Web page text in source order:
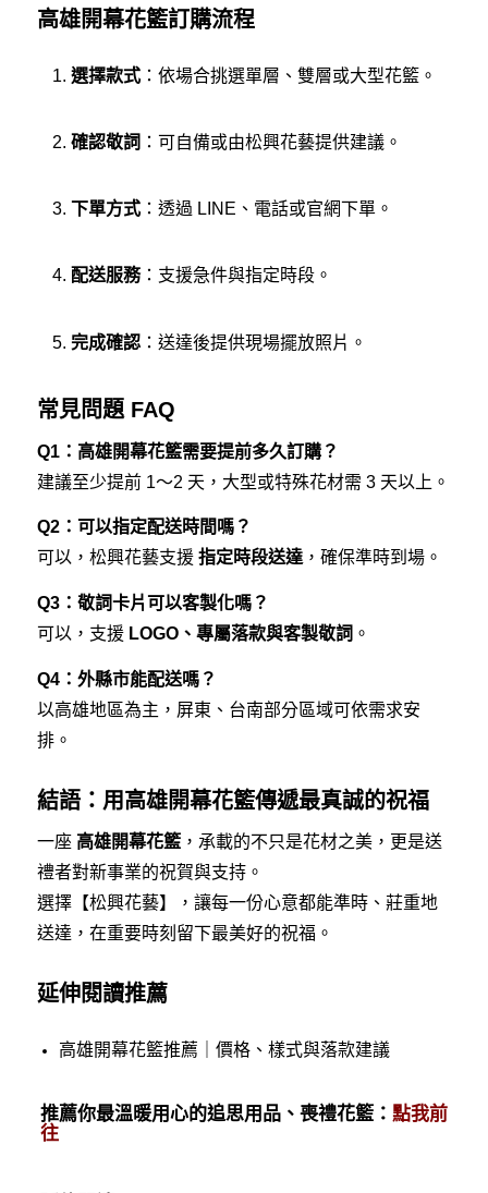
高雄開幕花籃訂購流程
選擇款式：依場合挑選單層、雙層或大型花籃。
確認敬詞 ：可自備或由松興花藝提供建議。
下單方式：透過 LINE、電話或官網下單。
配送服務：支援急件與指定時段。
完成確認：送達後提供現場擺放照片。
常見問題 FAQ
Q1：高雄開幕花籃需要提前多久訂購？
建議至少提前 1～2 天，大型或特殊花材需 3 天以上。
Q2：可以指定配送時間嗎？
可以，松興花藝支援 指定時段送達，確保準時到場。
Q3：敬詞卡片可以客製化嗎？
可以，支援 LOGO、專屬落款與客製敬詞 。
Q4：外縣市能配送嗎？
以高雄地區為主，屏東、台南部分區域可依需求安
排。
結語：用高雄開幕花籃傳遞最真誠的祝福
一座 高雄開幕花籃，承載的不只是花材之美，更是送
禮者對新事業的祝賀與支持。
選擇【松興花藝】，讓每一份心意都能準時、莊重地
送達，在重要時刻留下最美好的祝福。
延伸閱讀推薦
高雄開幕花籃推薦｜價格、樣式與落款建議
推薦你最溫暖用心的追思用品、喪禮花籃： 點我前
往